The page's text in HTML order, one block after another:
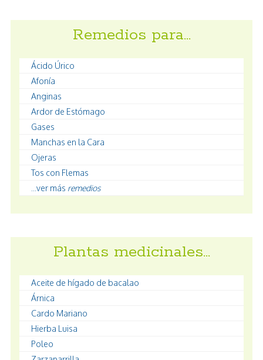
Remedios para…
Ácido Úrico
Afonía
Anginas
Ardor de Estómago
Gases
Manchas en la Cara
Ojeras
Tos con Flemas
...ver más remedios
Plantas medicinales…
Aceite de hígado de bacalao
Árnica
Cardo Mariano
Hierba Luisa
Poleo